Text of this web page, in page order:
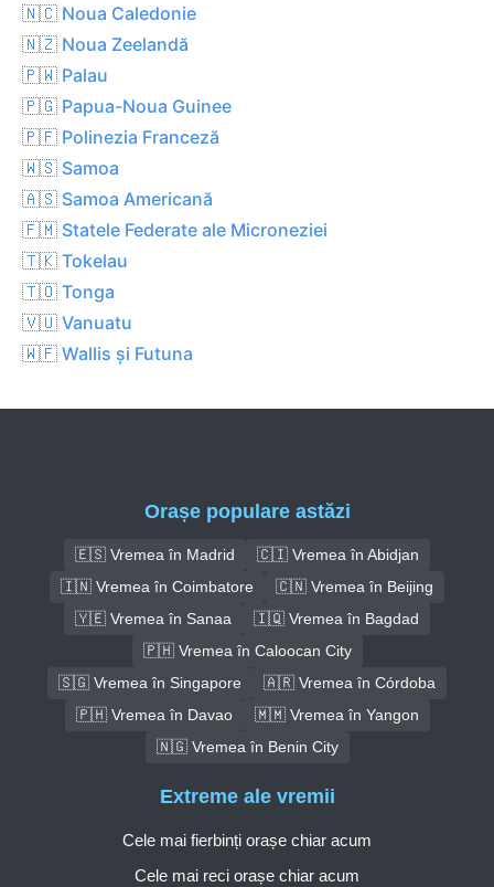
🇳🇨 Noua Caledonie
🇳🇿 Noua Zeelandă
🇵🇼 Palau
🇵🇬 Papua-Noua Guinee
🇵🇫 Polinezia Franceză
🇼🇸 Samoa
🇦🇸 Samoa Americană
🇫🇲 Statele Federate ale Microneziei
🇹🇰 Tokelau
🇹🇴 Tonga
🇻🇺 Vanuatu
🇼🇫 Wallis și Futuna
Orașe populare astăzi
🇪🇸 Vremea în Madrid
🇨🇮 Vremea în Abidjan
🇮🇳 Vremea în Coimbatore
🇨🇳 Vremea în Beijing
🇾🇪 Vremea în Sanaa
🇮🇶 Vremea în Bagdad
🇵🇭 Vremea în Caloocan City
🇸🇬 Vremea în Singapore
🇦🇷 Vremea în Córdoba
🇵🇭 Vremea în Davao
🇲🇲 Vremea în Yangon
🇳🇬 Vremea în Benin City
Extreme ale vremii
Cele mai fierbinți orașe chiar acum
Cele mai reci orașe chiar acum